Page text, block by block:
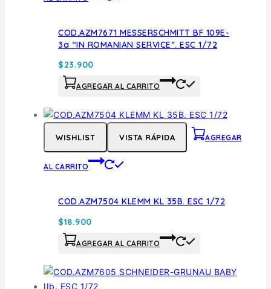
COD.AZM7671 MESSERSCHMITT BF 109E-
3a “IN ROMANIAN SERVICE”. ESC 1/72
$23.900
AGREGAR AL CARRITO
WISHLIST VISTA RÁPIDA AGREGAR
AL CARRITO
COD.AZM7504 KLEMM KL 35B. ESC 1/72
$18.900
AGREGAR AL CARRITO